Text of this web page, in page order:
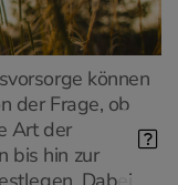
können
der Frage, ob
Art der
bis hin zur